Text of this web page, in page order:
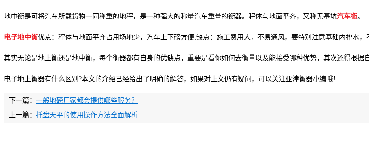
地中衡是可将汽车所载货物一同称重的地秤，是一种强大的称量汽车重量的衡器。秤体与地面平齐，又称无基坑汽车衡。
电子地中衡优点：秤体与地面平齐占用场地少，汽车上下磅方便;缺点：施工费用大，不易通风，要特别注意基础内排水，
其实无论是地上衡还是地中衡，每个衡器都有自身的优缺点，重要是看你如何去衡量以及能接受哪种优势，其次还得根据
电子地上衡器有什么区别?本文的介绍已经给出了明确的解答，如果对上文仍有疑问，可以关注亚津衡器小编哦!
下一篇： 一般地磅厂家都会提供哪些服务？
上一篇： 托盘天平的使用操作方法全面解析